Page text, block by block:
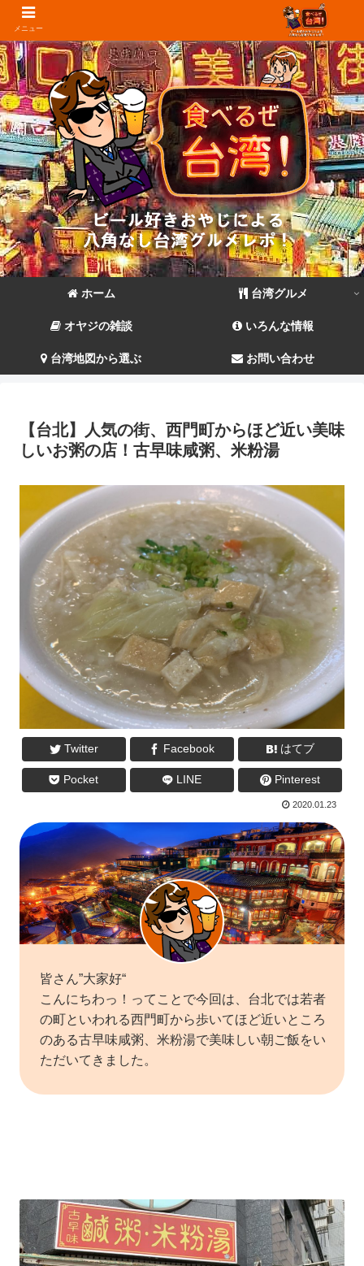
ホーム 台湾グルメ
オヤジの雑談 いろんな情報
台湾地図から選ぶ お問い合わせ
【台北】人気の街、西門町からほど近い美味
しいお粥の店！古早味咸粥、米粉湯
Twitter Facebook はてブ
Pocket LINE Pinterest
2020.01.23
皆さん”大家好“
こんにちわっ！ってことで今回は、台北では若者
の町といわれる西門町から歩いてほど近いところ
のある古早味咸粥、米粉湯で美味しい朝ご飯をい
ただいてきました。
メニュー